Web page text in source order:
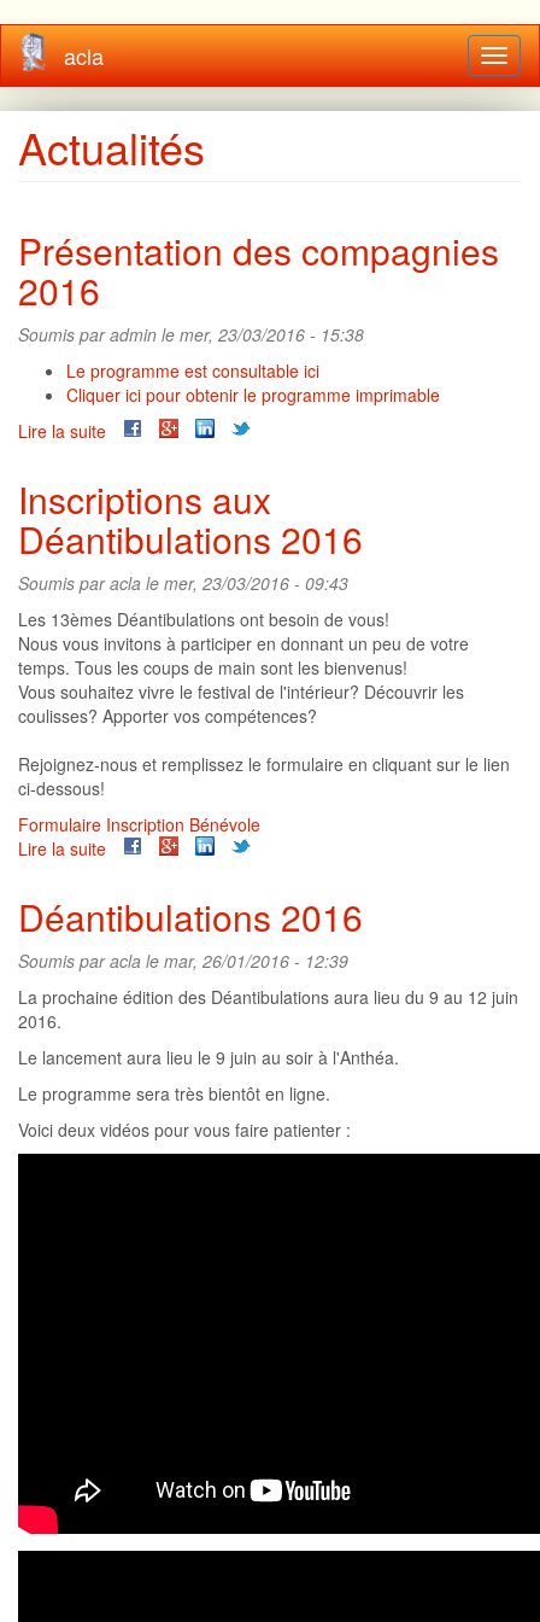
Aller
au
contenu
principal
acla
Actualités
Présentation des compagnies
2016
Soumis paradmin le mer, 23/03/2016 - 15:38
Le programme est consultable ici
Cliquer ici pour obtenir le programme imprimable
Lire la suite de
compagnies
2016
Inscriptions aux
Déantibulations 2016
Soumis paracla le mer, 23/03/2016 - 09:43
Les 13èmes Déantibulations ont besoin de vous!
Nous vous invitons à participer en donnant un peu de votre
temps. Tous les coups de main sont les bienvenus!
Vous souhaitez vivre le festival de l'intérieur? Découvrir les
coulisses? Apporter vos compétences?
Rejoignez-nous et remplissez le formulaire en cliquant sur le lien
ci-dessous!
Formulaire Inscription Bénévole
Lire la suite de
Déantibulations
Déantibulations 2016
Soumis paracla le mar, 26/01/2016 - 12:39
La prochaine édition des Déantibulations aura lieu du 9 au 12 juin
2016.
Le lancement aura lieu le 9 juin au soir à l'Anthéa.
Le programme sera très bientôt en ligne.
Voici deux vidéos pour vous faire patienter :